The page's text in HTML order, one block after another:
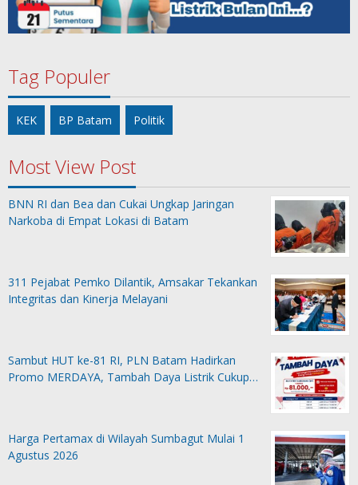
Tag Populer
KEK BP Batam Politik
Most View Post
BNN RI dan Bea dan Cukai Ungkap Jaringan
Narkoba di Empat Lokasi di Batam
311 Pejabat Pemko Dilantik, Amsakar Tekankan
Integritas dan Kinerja Melayani
Sambut HUT ke-81 RI, PLN Batam Hadirkan
Promo MERDAYA, Tambah Daya Listrik Cukup…
Harga Pertamax di Wilayah Sumbagut Mulai 1
Agustus 2026